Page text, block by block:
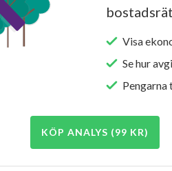
Visa
Se hur
Pengarna
KÖP ANALYS (99 KR)